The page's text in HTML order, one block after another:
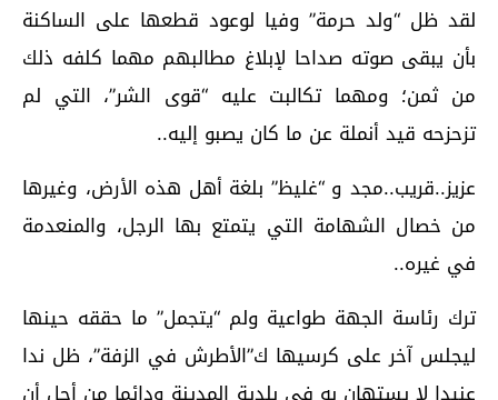
لقد ظل “ولد حرمة” وفيا لوعود قطعها على الساكنة
بأن يبقى صوته صداحا لإبلاغ مطالبهم مهما كلفه ذلك
من ثمن؛ ومهما تكالبت عليه “قوى الشر”، التي لم
تزحزحه قيد أنملة عن ما كان يصبو إليه..
عزيز..قريب..مجد و “غليظ” بلغة أهل هذه الأرض، وغيرها
من خصال الشهامة التي يتمتع بها الرجل، والمنعدمة
في غيره..
ترك رئاسة الجهة طواعية ولم “يتجمل” ما حققه حينها
ليجلس آخر على كرسيها ك”الأطرش في الزفة”، ظل ندا